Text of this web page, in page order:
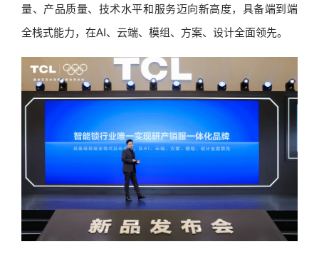
量、产品质量、技术水平和服务迈向新高度，具备端到端
全栈式能力，在AI、云端、模组、方案、设计全面领先。